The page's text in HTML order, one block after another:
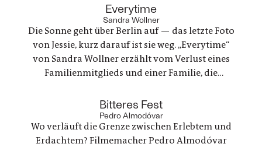
Everytime
Sandra Wollner
Die Sonne geht über Berlin auf — das letzte Foto
von Jessie, kurz darauf ist sie weg. „Everytime“
von Sandra Wollner erzählt vom Verlust eines
Familienmitglieds und einer Familie, die
ungewöhnlicher Familienurlaub wird zu einem
Spannungsfeld zwischen Trauer, Erinnerungen
und einer Welt, die nie innehält.
Bitteres Fest
Pedro Almodóvar
Wo verläuft die Grenze zwischen Erlebtem und
Erdachtem? Filmemacher Pedro Almodóvar